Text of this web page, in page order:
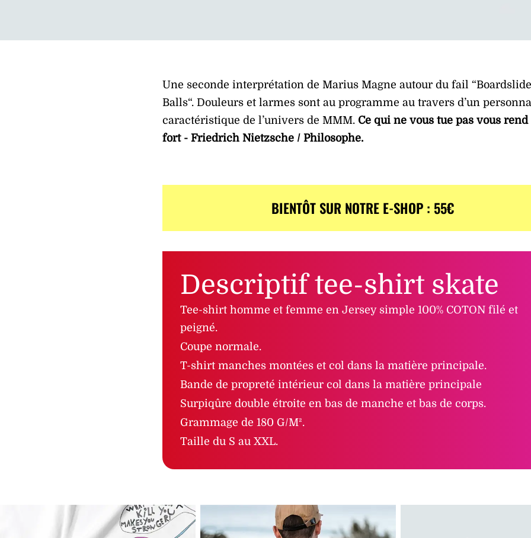
Une seconde interprétation de Marius Magne autour du fail “Boardslide
Balls“. Douleurs et larmes sont au programme au travers d’un
caractéristique de l’univers de MMM. Ce qui ne vous tue pas vous
fort - Friedrich Nietzsche / Philosophe.
BIENTÔT SUR NOTRE E-SHOP : 55€
Descriptif tee-shirt skate
Tee-shirt homme et femme en Jersey simple 100% COTON filé et
peigné.
Coupe normale.
T-shirt manches montées et col dans la matière principale.
Bande de propreté intérieur col dans la matière principale
Surpiqûre double étroite en bas de manche et bas de corps.
Grammage de 180 G/M².
Taille du S au XXL.